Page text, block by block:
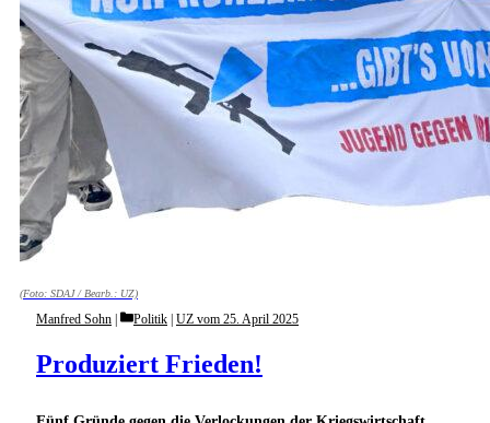
(Foto: SDAJ / Bearb.: UZ)
Produziert Frieden!
Manfred Sohn Categories
Politik UZ vom 25. April 2025